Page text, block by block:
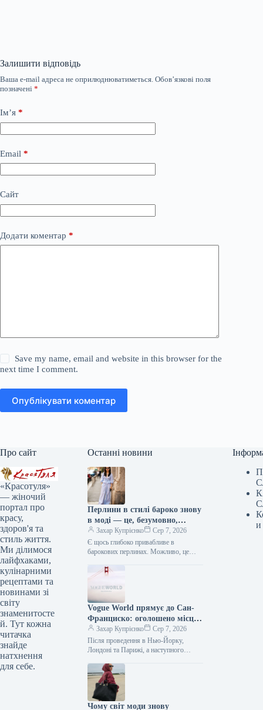
Залишити відповідь
Ваша e-mail адреса не оприлюднюватиметься. Обов’язкові поля
позначені *
Ім’я *
Email *
Сайт
Додати коментар *
Save my name, email and website in this browser for the
next time I comment.
Опублікувати коментар
Про сайт
«Красотуля»
— жіночий
портал про
красу,
здоров'я та
стиль життя.
Ми ділимося
лайфхаками,
кулінарними
рецептами та
новинами зі
світу
знаменитосте
й. Тут кожна
читачка
знайде
натхнення
для себе.
Останні новини
Перлини в стилі бароко знову
в моді — це, безумовно,
головний аксесуар до кінця
2026 року.
Захар Купрієнко
Сер 7, 2026
Є щось глибоко привабливе в
барокових перлинах. Можливо, це
абсолютно однакових. Або ж через…
Vogue World прямує до Сан-
Франциско: оголошено місце
проведення наступної
грандіозної події
Захар Купрієнко
Сер 7, 2026
Після проведення в Нью-Йорку,
Лондоні та Парижі, а наступного
буде представлено в…
Чому світ моди знову
и